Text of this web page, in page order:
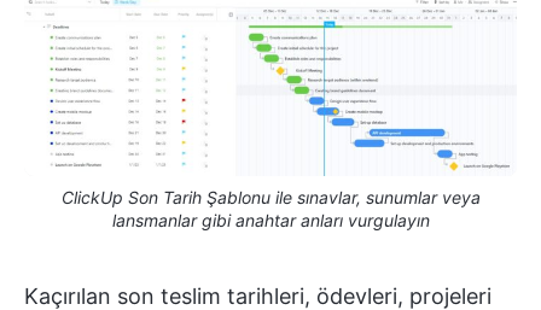
ClickUp Son Tarih Şablonu ile sınavlar, sunumlar veya
lansmanlar gibi anahtar anları vurgulayın
Kaçırılan son teslim tarihleri, ödevleri, projeleri